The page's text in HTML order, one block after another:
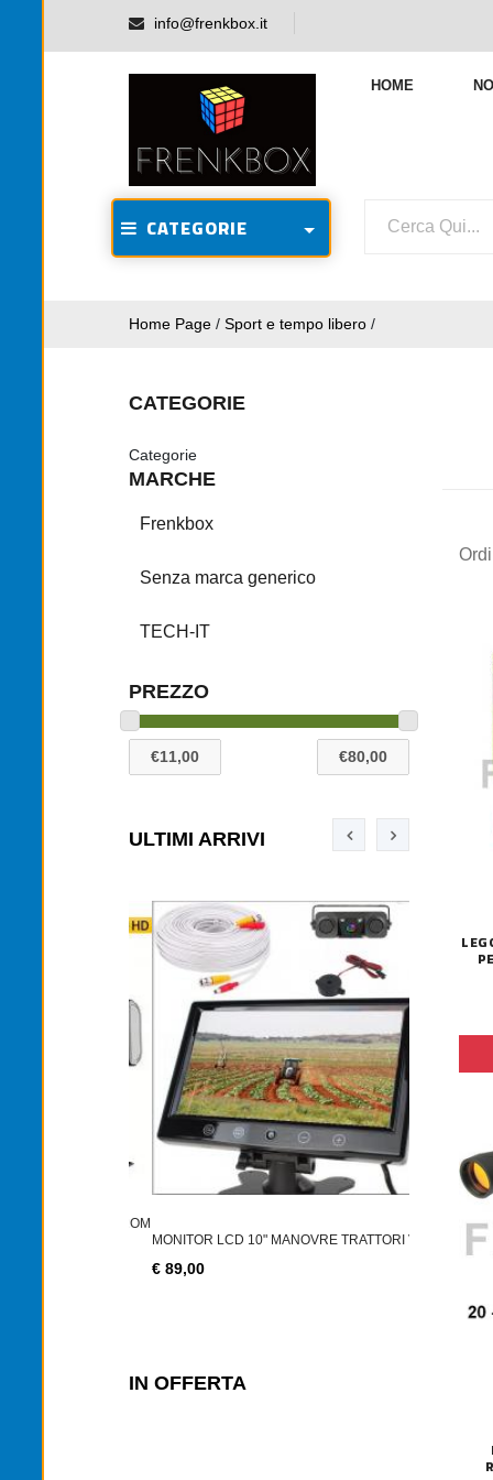
info@frenkbox.it
HOME
CATEGORIE
Home Page / Sport e tempo libero /
CATEGORIE
Categorie
MARCHE
Frenkbox
Senza marca generico
TECH-IT
PREZZO
ULTIMI ARRIVI
MONITOR LCD 10" MANOVRE TRATTORI VE
€ 89,00
IN OFFERTA